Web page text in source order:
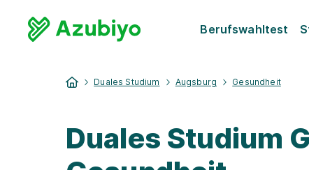
Berufswahltest
Duales Studium Augsburg Gesundheit
Duales Studium